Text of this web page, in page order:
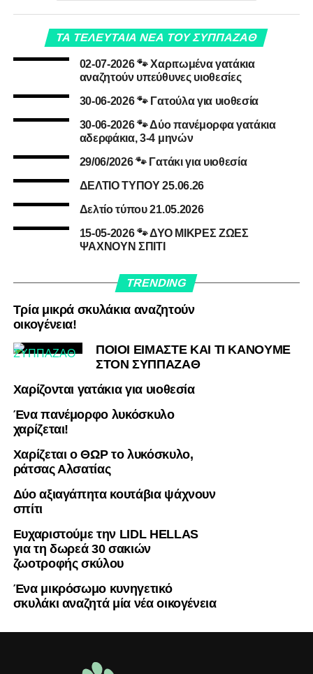
DON'T MISS
Ο νέος νόμος αλλάζει τα δεδομένα για τις
στειρώσεις και τις υιοθεσίες ζώων!
7. ΠΕΡΙΛΗΨΗ ΔΙΑΚΗΡΥΞΗΣ.s1
ΤΑ ΤΕΛΕΥΤΑΙΑ ΝΕΑ ΤΟΥ ΣΥΠΠΑΖΑΘ
02-07-2026 🐾 Χαριτωμένα γατάκια
αναζητούν υπεύθυνες υιοθεσίες
30-06-2026 🐾 Γατούλα για υιοθεσία
30-06-2026 🐾 Δύο πανέμορφα γατάκια
αδερφάκια, 3-4 μηνών
29/06/2026 🐾 Γατάκι για υιοθεσία
ΔΕΛΤΙΟ ΤΥΠΟΥ 25.06.26
Δελτίο τύπου 21.05.2026
15-05-2026 🐾 ΔΥΟ ΜΙΚΡΕΣ ΖΩΕΣ
ΨΑΧΝΟΥΝ ΣΠΙΤΙ
TRENDING
Τρία μικρά σκυλάκια αναζητούν
οικογένεια!
ΠΟΙΟΙ ΕΙΜΑΣΤΕ ΚΑΙ ΤΙ ΚΑΝΟΥΜΕ
ΣΤΟΝ ΣΥΠΠΑΖΑΘ
Χαρίζονται γατάκια για υιοθεσία
Ένα πανέμορφο λυκόσκυλο
χαρίζεται!
Χαρίζεται ο ΘΩΡ το λυκόσκυλο,
ράτσας Αλσατίας
Δύο αξιαγάπητα κουτάβια ψάχνουν
σπίτι
Ευχαριστούμε την LIDL HELLAS
για τη δωρεά 30 σακιών
ζωοτροφής σκύλου
Ένα μικρόσωμο κυνηγετικό
σκυλάκι αναζητά μία νέα οικογένεια